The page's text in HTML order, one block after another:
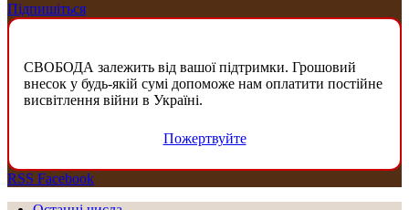
Підпишіться
СВОБОДА залежить від вашої підтримки. Грошовий
внесок у будь-якій сумі допоможе нам оплатити постійне
висвітлення війни в Україні.
Пожертвуйте
RSS Facebook